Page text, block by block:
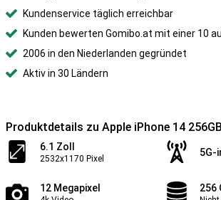
Kundenservice täglich erreichbar
Kunden bewerten Gomibo.at mit einer 10
2006 in den Niederlanden gegründet
Aktiv in 30 Ländern
Produktdetails zu Apple iPhone 14
6.1 Zoll
2532x1170 Pixel
5G-
12 Megapixel 256